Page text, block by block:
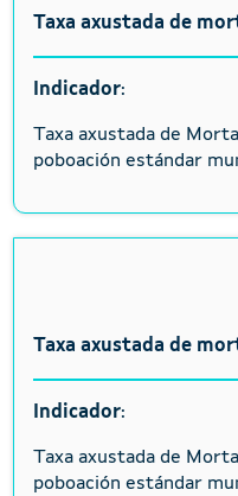
Taxa axustada de
Indicador:
Taxa axustada de
poboación estándar
Taxa axustada de
Indicador:
Taxa axustada de
poboación estándar